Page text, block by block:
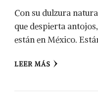
Con su dulzura
que despierta
están en México.
LEER MÁS